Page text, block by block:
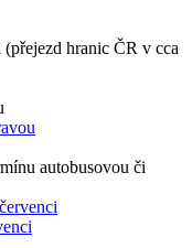
hranic ČR v cca
autobusovou či